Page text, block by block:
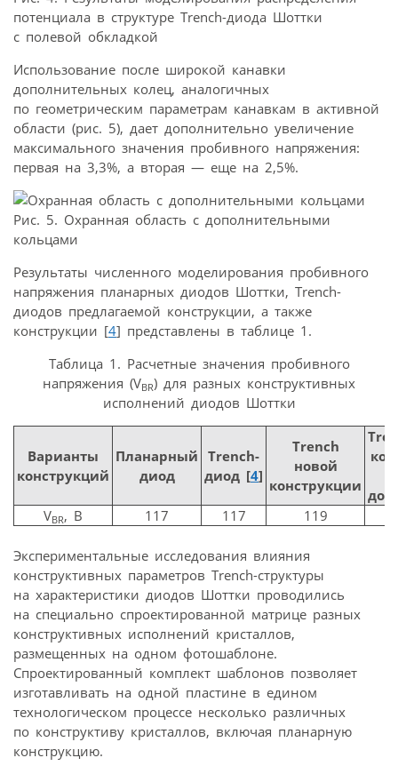
потенциала в структуре Trench-диода Шоттки
с полевой обкладкой
Использование после широкой канавки
дополнительных колец, аналогичных
по геометрическим параметрам канавкам в активной
области (рис. 5), дает дополнительно увеличение
максимального значения пробивного напряжения:
первая на 3,3%, а вторая — еще на 2,5%.
Рис. 5. Охранная область с дополнительными
кольцами
Результаты численного моделирования пробивного
напряжения планарных диодов Шоттки, Trench-
диодов предлагаемой конструкции, а также
конструкции [4] представлены в таблице 1.
Таблица 1. Расчетные значения пробивного
напряжения (VBR) для разных конструктивных
исполнений диодов Шоттки
Варианты
конструкций
Планарный
диод
Trench-
диод [4]
Trench
новой
конструкции
VBR, В 117 117 119
Экспериментальные исследования влияния
конструктивных параметров Trench-структуры
на характеристики диодов Шоттки проводились
на специально спроектированной матрице разных
конструктивных исполнений кристаллов,
размещенных на одном фотошаблоне.
Спроектированный комплект шаблонов позволяет
изготавливать на одной пластине в едином
технологическом процессе несколько различных
по конструктиву кристаллов, включая планарную
конструкцию.